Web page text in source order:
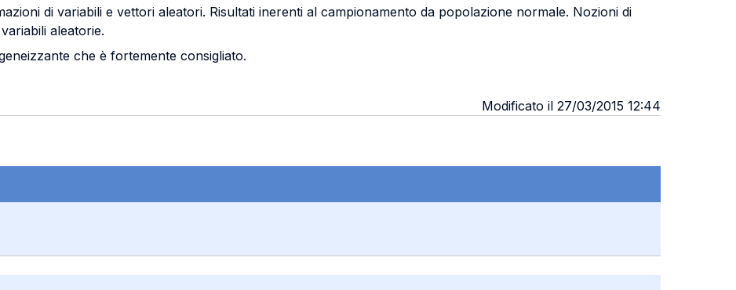
di variabili e vettori aleatori. Risultati inerenti al campionamento da popolazione normale. Nozioni di
aleatorie.
che è fortemente consigliato.
Modificato il 27/03/2015 12:44